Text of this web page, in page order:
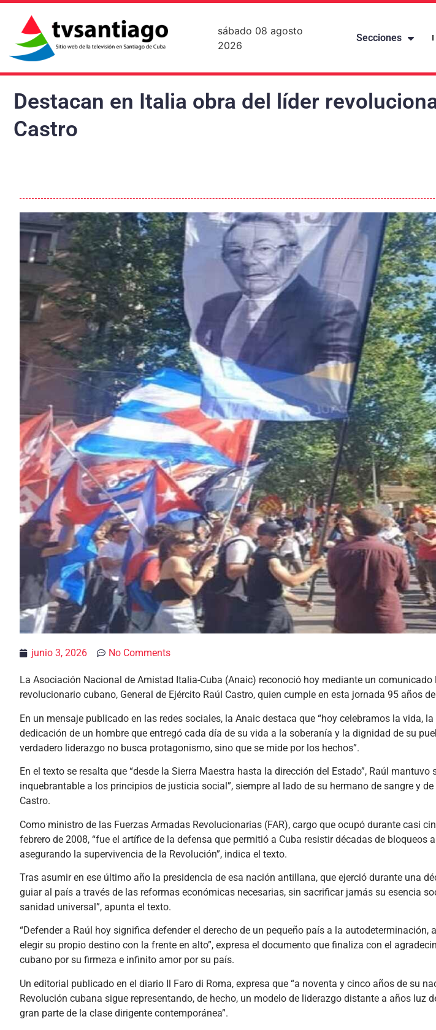
sábado 08 agosto
2026
Secciones
Destacan en Italia obra del líder
Castro
junio 3, 2026 No Comments
La Asociación Nacional de Amistad Italia-Cuba (Anaic) reconoció hoy mediante un
revolucionario cubano, General de Ejército Raúl Castro, quien cumple en esta jornada 95 años
En un mensaje publicado en las redes sociales, la Anaic destaca que “hoy celebramos la vida,
dedicación de un hombre que entregó cada día de su vida a la soberanía y la dignidad de su
verdadero liderazgo no busca protagonismo, sino que se mide por los hechos”.
En el texto se resalta que “desde la Sierra Maestra hasta la dirección del Estado”, Raúl mantuvo
inquebrantable a los principios de justicia social”, siempre al lado de su hermano de sangre y
Castro.
Como ministro de las Fuerzas Armadas Revolucionarias (FAR), cargo que ocupó durante casi
febrero de 2008, “fue el artífice de la defensa que permitió a Cuba resistir décadas de bloqueos
asegurando la supervivencia de la Revolución”, indica el texto.
Tras asumir en ese último año la presidencia de esa nación antillana, que ejerció durante una
guiar al país a través de las reformas económicas necesarias, sin sacrificar jamás su esencia
sanidad universal”, apunta el texto.
“Defender a Raúl hoy significa defender el derecho de un pequeño país a la autodeterminación,
elegir su propio destino con la frente en alto”, expresa el documento que finaliza con el
cubano por su firmeza e infinito amor por su país.
Un editorial publicado en el diario Il Faro di Roma, expresa que “a noventa y cinco años de su
Revolución cubana sigue representando, de hecho, un modelo de liderazgo distante a años luz
gran parte de la clase dirigente contemporánea”.